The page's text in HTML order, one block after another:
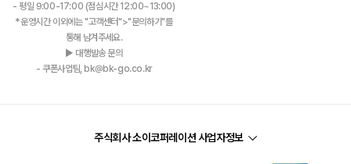
- 평일 9:00-17:00 (점심시간 12:00~13:00)
*운영시간 이외에는 "고객센터">"문의하기"를
통해 남겨주세요.
▶ 대행발송 문의
- 쿠폰사업팀, bk@bk-go.co.kr
주식회사 소이코퍼레이션 사업자정보